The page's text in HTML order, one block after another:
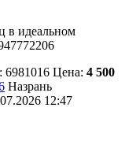
в идеальном
6981016 Цена: 4 500
Назрань
12:47